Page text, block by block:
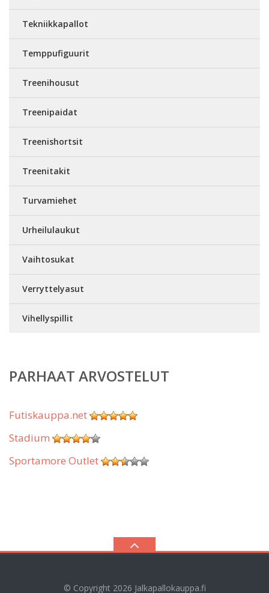
Tekniikkapallot
Temppufiguurit
Treenihousut
Treenipaidat
Treenishortsit
Treenitakit
Turvamiehet
Urheilulaukut
Vaihtosukat
Verryttelyasut
Vihellyspillit
PARHAAT ARVOSTELUT
Futiskauppa.net
Stadium
Sportamore Outlet
© Copyright 2026 Jalkapallokauppa.fi